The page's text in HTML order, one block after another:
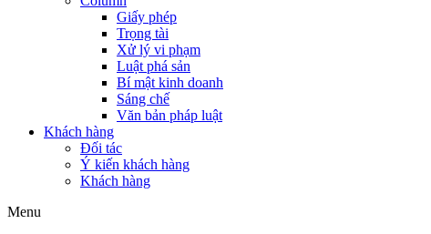
Giấy phép
Trọng tài
Xử lý vi phạm
Luật phá sản
Bí mật kinh doanh
Sáng chế
Văn bản pháp luật
Khách hàng
Đối tác
Ý kiến khách hàng
Khách hàng
Menu